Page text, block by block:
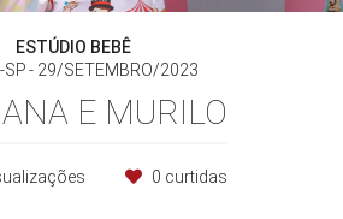
ESTÚDIO BEBÊ
SP
29/SETEMBRO/2023
E MURILO
0 curtidas